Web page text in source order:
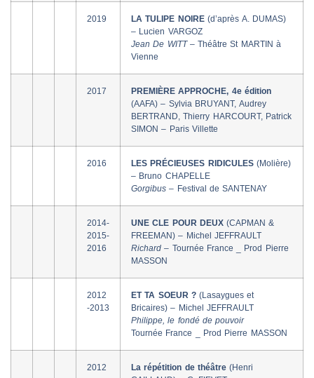
2019 LA TULIPE NOIRE(d’après A. DUMAS)
– Lucien VARGOZ
Jean De WITT –Théâtre St MARTIN à
Vienne
2017
PREMIÈRE APPROCHE, 4e édition
(AAFA) – Sylvia BRUYANT, Audrey
BERTRAND, Thierry HARCOURT, Patrick
SIMON – Paris Villette
2016 LES PRÉCIEUSES RIDICULES(Molière)
– Bruno CHAPELLE
Gorgibus – Festival de SANTENAY
2014-
2015-
2016
UNE CLE POUR DEUX(CAPMAN &
FREEMAN) – Michel JEFFRAULT
Richard – Tournée France _ Prod Pierre
MASSON
2012
-2013
ET TA SOEUR ?(Lasaygues et
Bricaires) – Michel JEFFRAULT
Philippe, le fondé de pouvoir
Tournée France _ Prod Pierre MASSON
2012 La répétition de théâtre(Henri